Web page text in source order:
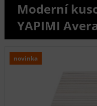
Moderní
YAPIMI
novinka